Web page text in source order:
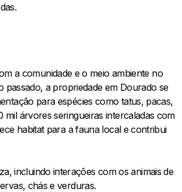
a comunidade e o meio ambiente no
passado, a propriedade em Dourado se
para espécies como tatus, pacas,
árvores seringueiras intercaladas com
habitat para a fauna local e contribui
incluindo interações com os animais de
chás e verduras.